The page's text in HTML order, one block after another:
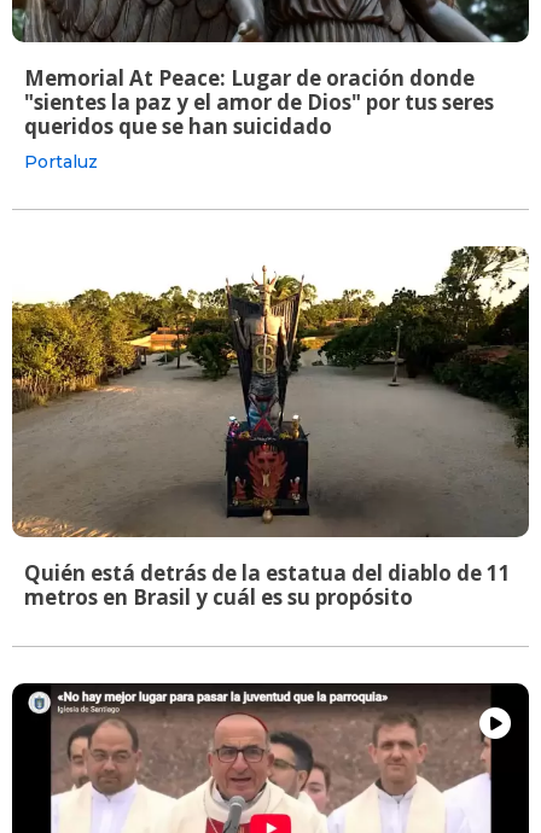
Memorial At Peace: Lugar de oración donde
"sientes la paz y el amor de Dios" por tus seres
queridos que se han suicidado
Portaluz
Quién está detrás de la estatua del diablo de 11
metros en Brasil y cuál es su propósito